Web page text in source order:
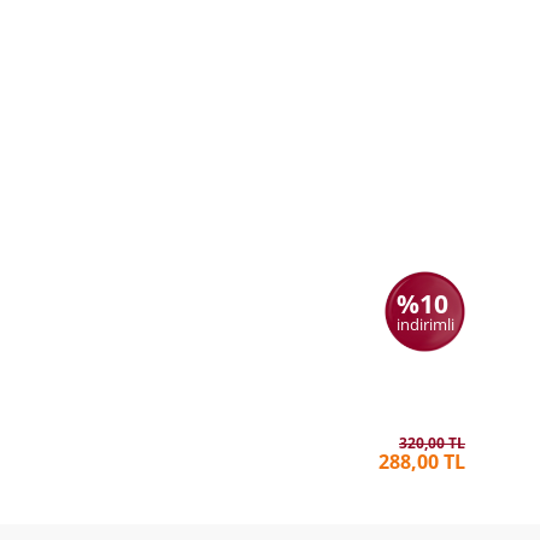
%10
indirimli
320,00 TL
288,00 TL